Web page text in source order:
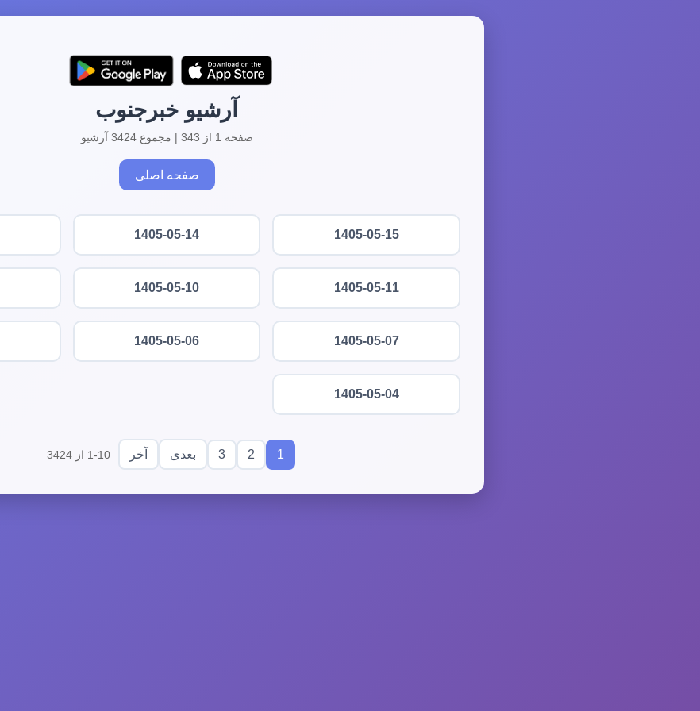
آرشیو خبرجنوب
صفحه 1 از 343 | مجموع 3424 آرشیو
صفحه اصلی
1405-05-15
1405-05-14
1405-05-11
1405-05-10
1405-05-07
1405-05-06
1405-05-04
1
2
3 بعدی آخر 1-10 از 3424